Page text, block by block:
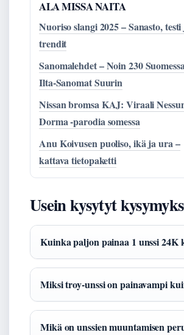
ALA MISSA NAITA
Nuoriso slangi 2025 – Sanasto,
trendit
Sanomalehdet – Noin 230
Ilta-Sanomat Suurin
Nissan bromsa KAJ: Viraali
Dorma -parodia somessa
Anu Koivusen puoliso, ikä ja ura –
kattava tietopaketti
Usein kysytyt
Kuinka paljon painaa 1 unssi 24K
Miksi troy-unssi on painavampi
Mikä on unssien muuntamisen